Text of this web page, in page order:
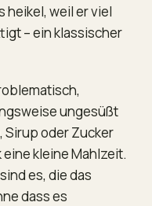
heikel, weil er viel
– ein klassischer
ungesüßt
Sirup oder Zucker
kleine Mahlzeit.
es, die das
dass es